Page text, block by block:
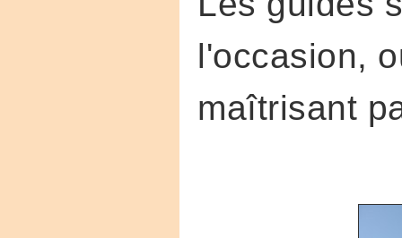
l'occasion,
maîtrisant